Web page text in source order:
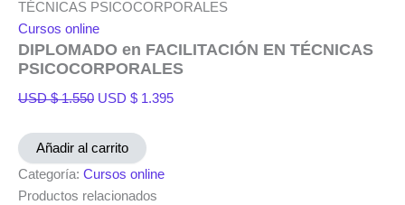
TÉCNICAS PSICOCORPORALES
Cursos online
DIPLOMADO en FACILITACIÓN EN TÉCNICAS
PSICOCORPORALES
USD $1.550 USD $ 1.395
Añadir al carrito
Categoría: Cursos online
Productos relacionados